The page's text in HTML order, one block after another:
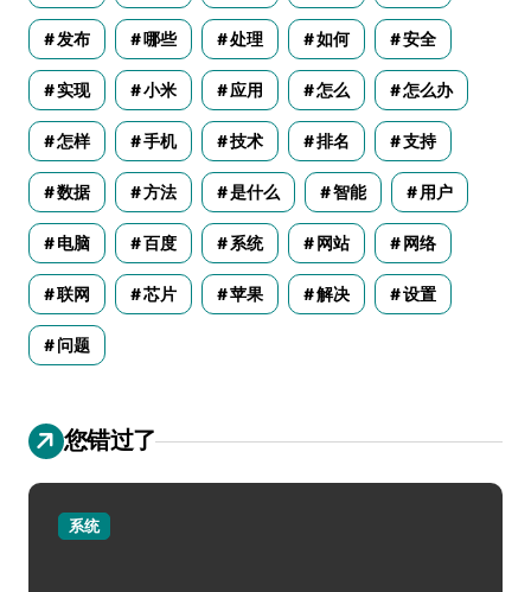
发布 哪些 处理 如何 安全
实现 小米 应用 怎么 怎么办
怎样 手机 技术 排名 支持
数据 方法 是什么 智能 用户
电脑 百度 系统 网站 网络
联网 芯片 苹果 解决 设置
问题
您错过了
系统